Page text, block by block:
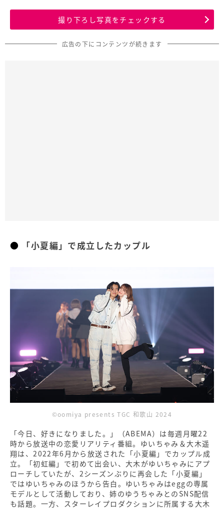
撮り下ろし写真をチェックする
広告の下にコンテンツが続きます
「小夏編」で成立したカップル
©oomiya presents TGC 和歌山 2024
「今日、好きになりました。」（ABEMA）は毎週月曜22
時から放送中の恋愛リアリティ番組。ゆいちゃみ＆大木遥
翔は、2022年6月から放送された「小夏編」でカップル成
立。「初虹編」で初めて出会い、大木がゆいちゃみにアプ
ローチしていたが、2シーズンぶりに再会した「小夏編」
ではゆいちゃみのほうから告白。ゆいちゃみはeggの専属
モデルとして活動しており、姉のゆうちゃみとのSNS配信
も話題。一方、スターレイプロダクションに所属する大木